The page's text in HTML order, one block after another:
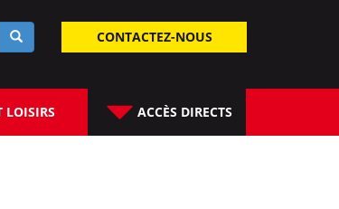
CONTACTEZ-NOUS
LOISIRS ACCÈS DIRECTS